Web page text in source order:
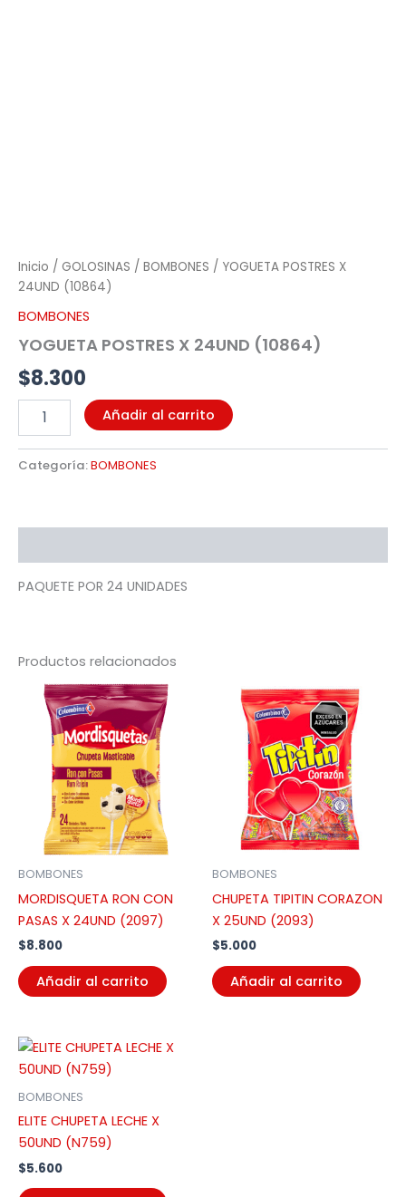
Inicio / GOLOSINAS / BOMBONES / YOGUETA POSTRES X
24UND (10864)
BOMBONES
YOGUETA POSTRES X 24UND (10864)
$8.300
Añadir al carrito
Categoría:BOMBONES
PAQUETE POR 24 UNIDADES
Productos relacionados
BOMBONES
MORDISQUETA RON CON
PASAS X 24UND (2097)
$8.800
Añadir al carrito
BOMBONES
CHUPETA TIPITIN CORAZON
X 25UND (2093)
$5.000
Añadir al carrito
BOMBONES
ELITE CHUPETA LECHE X
50UND (N759)
$5.600